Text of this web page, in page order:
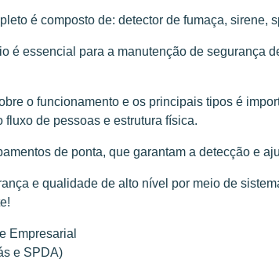
é composto de: detector de fumaça, sirene,
é essencial para a manutenção de segurança
o funcionamento e os principais tipos é
de pessoas e estrutura física.
de ponta, que garantam a detecção e
e qualidade de alto nível por meio de
Empresarial
e SPDA)